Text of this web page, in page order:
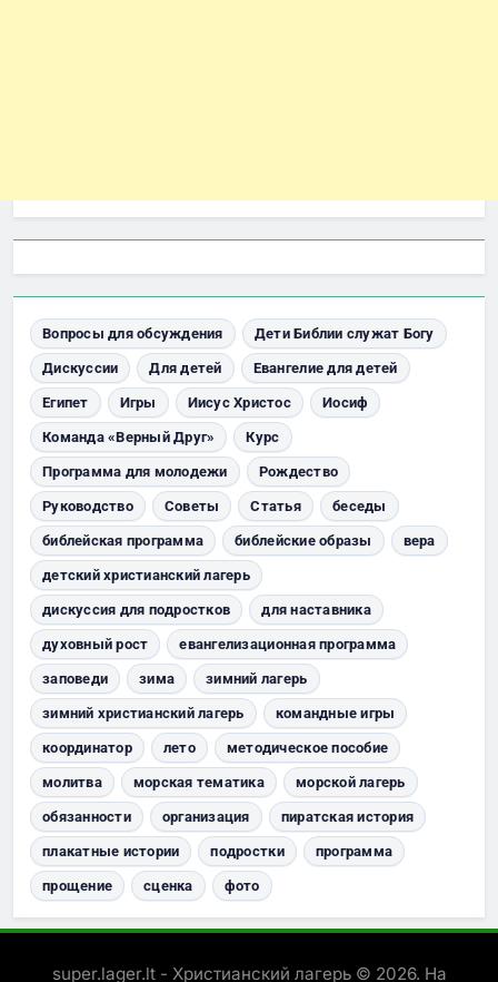
Вопросы для обсуждения Дети Библии служат Богу
Дискуссии Для детей Евангелие для детей
Египет Игры Иисус Христос Иосиф
Команда «Верный Друг» Курс
Программа для молодежи Рождество
Руководство Советы Статья беседы
библейская программа библейские образы вера
детский христианский лагерь
дискуссия для подростков для наставника
духовный рост евангелизационная программа
заповеди зима зимний лагерь
зимний христианский лагерь командные игры
координатор лето методическое пособие
молитва морская тематика морской лагерь
обязанности организация пиратская история
плакатные истории подростки программа
прощение сценка фото
super.lager.lt - Христианский лагерь © 2026. На